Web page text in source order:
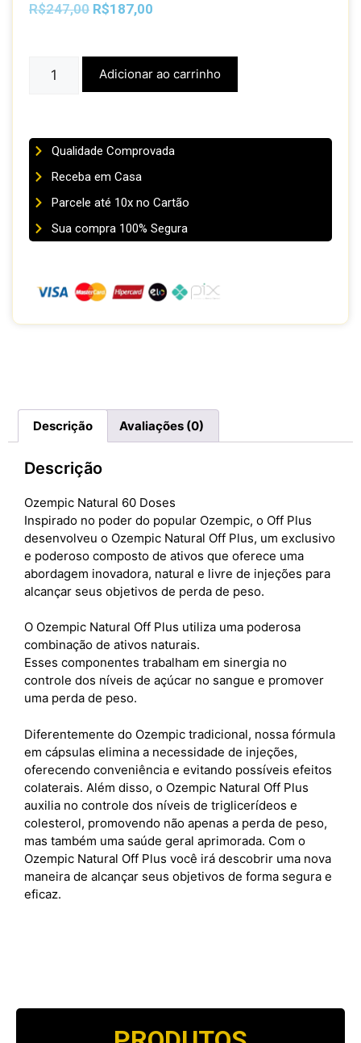
R$247,00 R$187,00
Adicionar ao carrinho
Qualidade Comprovada
Receba em Casa
Parcele até 10x no Cartão
Sua compra 100% Segura
Descrição Avaliações (0)
Descrição
Ozempic Natural 60 Doses
Inspirado no poder do popular Ozempic, o Off Plus
desenvolveu o Ozempic Natural Off Plus, um exclusivo
e poderoso composto de ativos que oferece uma
abordagem inovadora, natural e livre de injeções para
alcançar seus objetivos de perda de peso.
O Ozempic Natural Off Plus utiliza uma poderosa
combinação de ativos naturais.
Esses componentes trabalham em sinergia no
controle dos níveis de açúcar no sangue e promover
uma perda de peso.
Diferentemente do Ozempic tradicional, nossa fórmula
em cápsulas elimina a necessidade de injeções,
oferecendo conveniência e evitando possíveis efeitos
colaterais. Além disso, o Ozempic Natural Off Plus
auxilia no controle dos níveis de triglicerídeos e
colesterol, promovendo não apenas a perda de peso,
mas também uma saúde geral aprimorada. Com o
Ozempic Natural Off Plus você irá descobrir uma nova
maneira de alcançar seus objetivos de forma segura e
eficaz.